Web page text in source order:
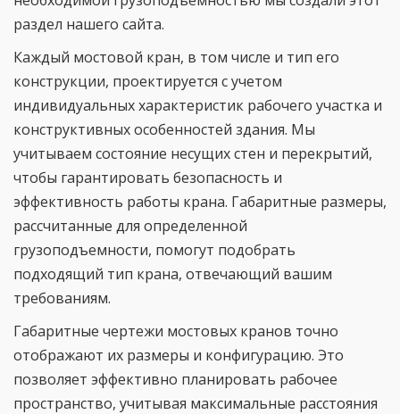
раздел нашего сайта.
Каждый мостовой кран, в том числе и тип его
конструкции, проектируется с учетом
индивидуальных характеристик рабочего участка и
конструктивных особенностей здания. Мы
учитываем состояние несущих стен и перекрытий,
чтобы гарантировать безопасность и
эффективность работы крана. Габаритные размеры,
рассчитанные для определенной
грузоподъемности, помогут подобрать
подходящий тип крана, отвечающий вашим
требованиям.
Габаритные чертежи мостовых кранов точно
отображают их размеры и конфигурацию. Это
позволяет эффективно планировать рабочее
пространство, учитывая максимальные расстояния